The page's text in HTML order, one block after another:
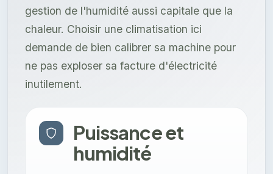
gestion de l'humidité aussi capitale que la
chaleur. Choisir une climatisation ici
demande de bien calibrer sa machine pour
ne pas exploser sa facture d'électricité
inutilement.
Puissance et
humidité